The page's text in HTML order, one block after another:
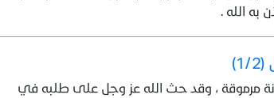
به الله .
مرموقة ، وقد حث الله عز وجل على طلبه في